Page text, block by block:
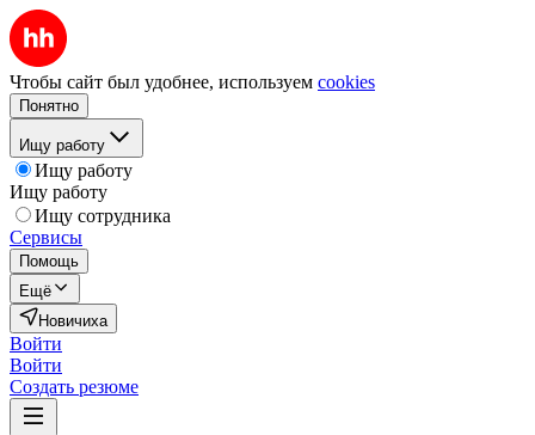
Чтобы сайт был удобнее, используем cookies
Понятно
Ищу работу
Ищу работу
Ищу работу
Ищу сотрудника
Сервисы
Помощь
Ещё
Новичиха
Войти
Войти
Создать резюме